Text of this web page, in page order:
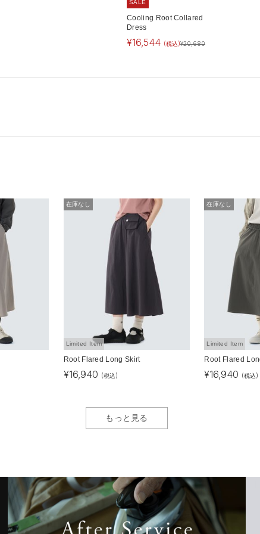
SALE
Cooling Root Collared
Dress
¥16,544 (税込)¥20,680
在庫なし
Limited Item
Root Flared Long Skirt
¥16,940 (税込)
在庫なし
Limited Item
Root Flared
¥16,940 (税込)
もっと見る